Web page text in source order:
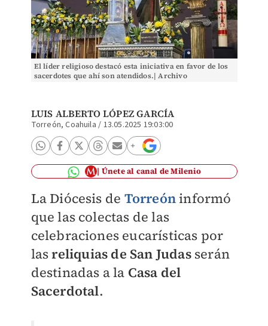
El líder religioso destacó esta iniciativa en favor de los
sacerdotes que ahí son atendidos.| Archivo
LUIS ALBERTO LÓPEZ GARCÍA
Torreón, Coahuila / 13.05.2025 19:03:00
Únete al canal de Milenio
La Diócesis de Torreóninformó
que las colectas de las
celebraciones eucarísticas por
lasreliquias de San Judas serán
destinadas a la Casa del
Sacerdotal.